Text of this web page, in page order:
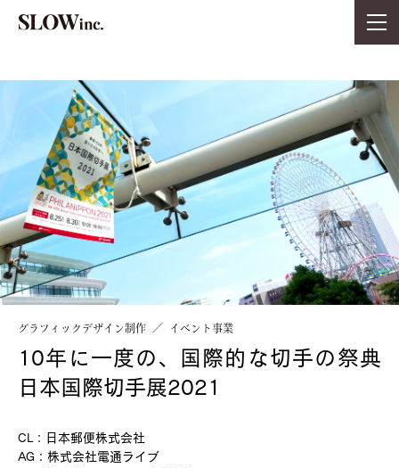
グラフィックデザイン制作 イベント事業
10年に一度の、国際的な切手の祭典
日本国際切手展2021
CL：日本郵便株式会社
AG：株式会社電通ライブ